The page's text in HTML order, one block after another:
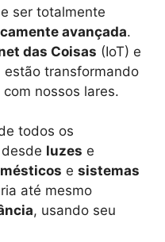
ser totalmente
avançada.
das Coisas (IoT) e
estão transformando
nossos lares.
todos os
luzes e
e sistemas
até mesmo
, usando seu